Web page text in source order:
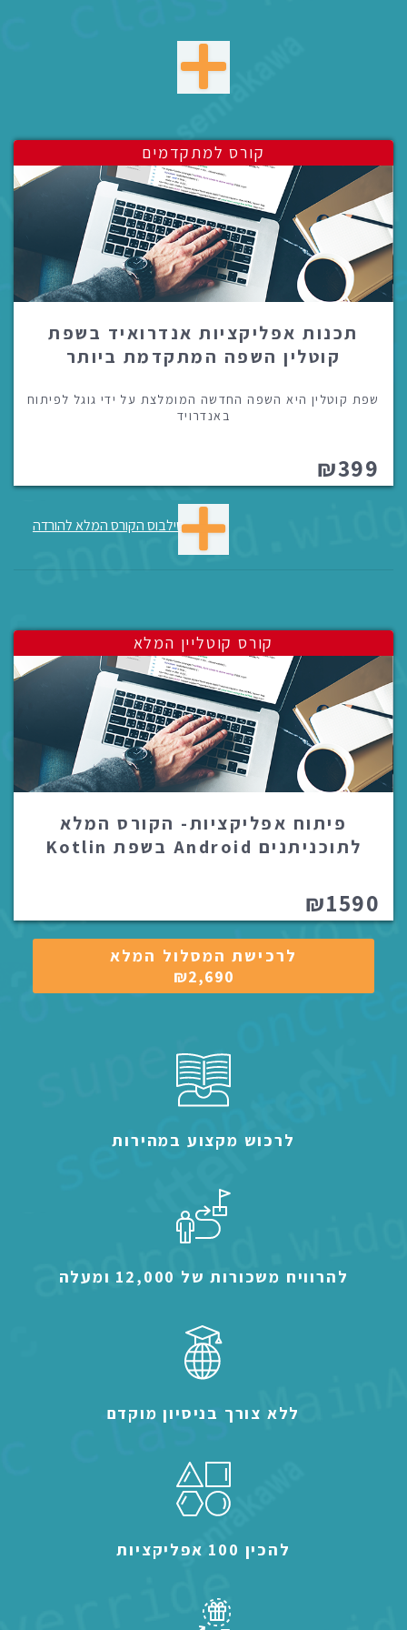
קורס למתקדמים
תכנות אפליקציות אנדרואיד בשפת
קוטלין השפה המתקדמת ביותר
שפת קוטלין היא השפה החדשה המומלצת על ידי גוגל לפיתוח
באנדרויד
₪399
סילבוס הקורס המלא להורדה
קורס קוטליין המלא
פיתוח אפליקציות- הקורס המלא
לתוכניתנים Android בשפת Kotlin
₪1590
לרכישת המסלול המלא
₪2,690
לרכוש מקצוע במהירות
להרוויח משכורות של 12,000 ומעלה
ללא צורך בניסיון מוקדם
להכין 100 אפליקציות